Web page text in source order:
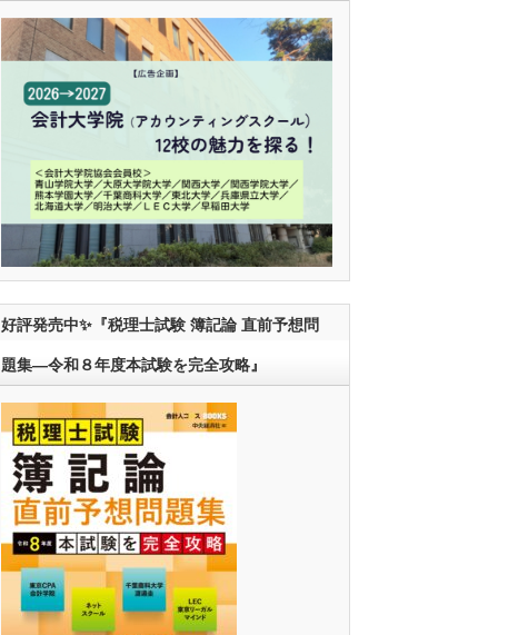
好評発売中✨『税理士試験 簿記論 直前予想問
題集―令和８年度本試験を完全攻略』